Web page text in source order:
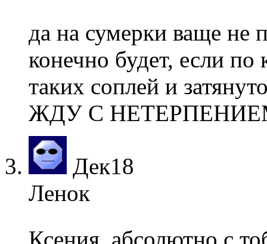
да на сумерки ваще не
конечно будет, если
таких соплей и
ЖДУ С
Дек18
Ленок
Ксения, абсолютно с